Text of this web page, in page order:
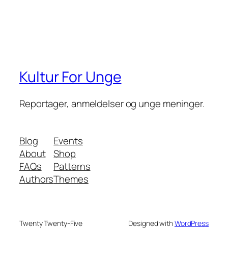
Kultur For Unge
Reportager, anmeldelser og unge meninger.
Blog
About
FAQs
Authors
Events
Shop
Patterns
Themes
Twenty Twenty-Five Designed withWordPress